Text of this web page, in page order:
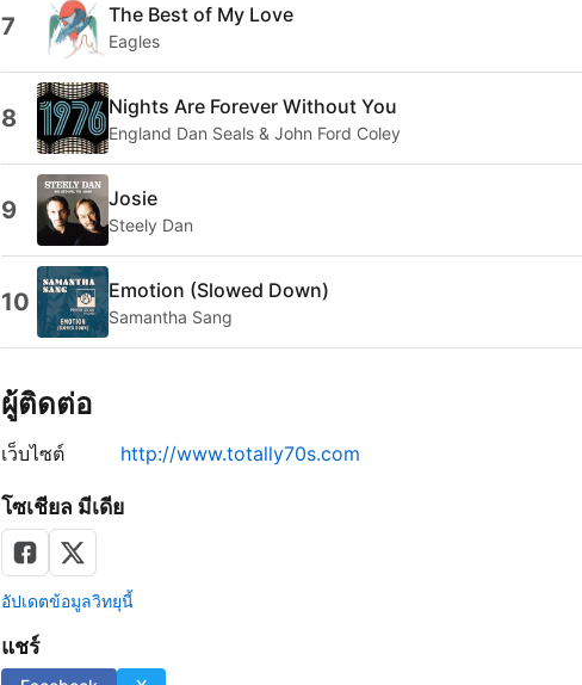
7 The Best of My Love
Eagles
8 Nights Are Forever Without You
England Dan Seals & John Ford Coley
9 Josie
Steely Dan
10 Emotion (Slowed Down)
Samantha Sang
ผู้ติดต่อ
เว็บไซต์ http://www.totally70s.com
โซเชียล มีเดีย
อัปเดตข้อมูลวิทยุนี้
แชร์